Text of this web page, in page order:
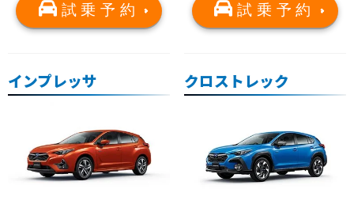
試乗予約 試乗予約
インプレッサ クロストレック